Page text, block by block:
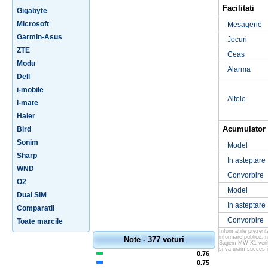
Gigabyte
Microsoft
Garmin-Asus
ZTE
Modu
Dell
i-mobile
i-mate
Haier
Bird
Sonim
Sharp
WND
O2
Dual SIM
Comparatii
Toate marcile
Note - 377 voturi
0.76
0.75
Facilitati
Mesagerie
Jocuri
Ceas
Alarma
Altele
Acumulator
Model
In asteptare
Convorbire
Model
In asteptare
Convorbire
Informatiile
informare publice,
Sagem MW X1
si va uram succes